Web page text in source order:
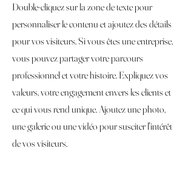
Double-cliquez sur la zone de texte pour
personnaliser le contenu et ajoutez des détails
pour vos visiteurs. Si vous êtes une entreprise,
vous pouvez partager votre parcours
professionnel et votre histoire. Expliquez vos
valeurs, votre engagement envers les clients et
ce qui vous rend unique. Ajoutez une photo,
une galerie ou une vidéo pour susciter l'intérêt
de vos visiteurs.